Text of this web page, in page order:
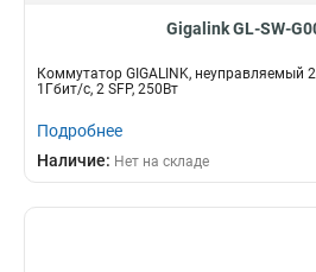
Gigalink GL-SW-
Коммутатор GIGALINK, неуправляемый
1Гбит/с, 2 SFP, 250Вт
Подробнее
Наличие: Нет на складе